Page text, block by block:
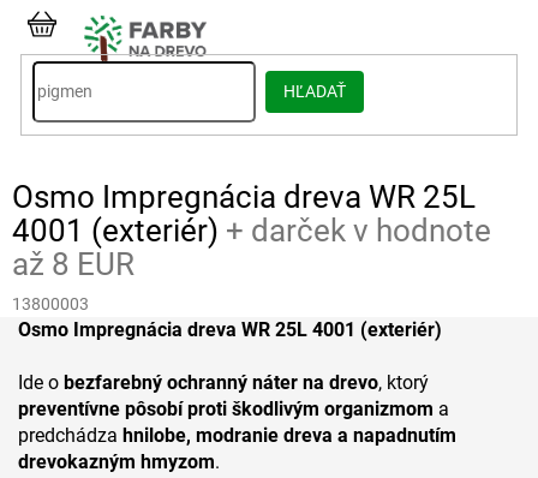
Prejsť
obsah
HĽADAŤ
NÁKUPNÝ
KOŠÍK
Osmo Impregnácia dreva WR 25L
4001 (exteriér) + darček v hodnote
až 8 EUR
13800003
Osmo Impregnácia dreva WR 25L 4001 (exteriér)
Ide o bezfarebný ochranný náter na drevo, ktorý
preventívne pôsobí proti škodlivým organizmom a
predchádza hnilobe, modranie dreva a napadnutím
drevokazným hmyzom.